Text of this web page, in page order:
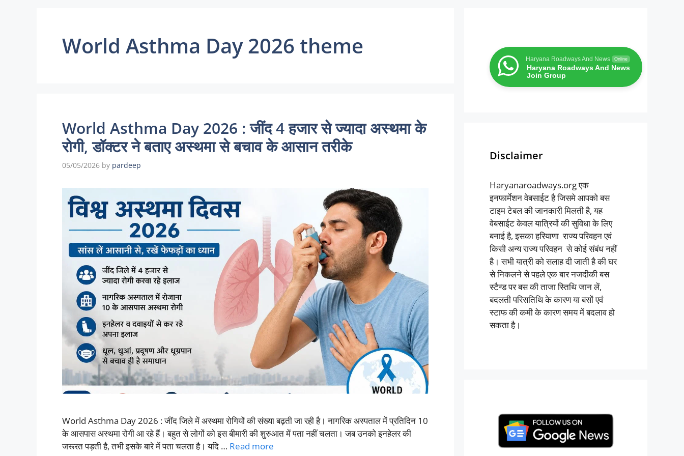
World Asthma Day 2026 theme
World Asthma Day 2026 : जींद 4 हजार से ज्यादा अस्थमा के
रोगी, डॉक्टर ने बताए अस्थमा से बचाव के आसान तरीके
05/05/2026 by pardeep
World Asthma Day 2026 : जींद जिले में अस्थमा रोगियों की संख्या बढ़ती जा रही है। नागरिक अस्पताल में प्रतिदिन 10
के आसपास अस्थमा रोगी आ रहे हैं। बहुत से लोगों को इस बीमारी की शुरुआत में पता नहीं चलता। जब उनको इनहेलर की
जरूरत पड़ती है, तभी इसके बारे में पता चलता है। यदि … Read more
Haryana Roadways And News Online
Haryana Roadways And News
Join Group
Disclaimer
Haryanaroadways.org एक
इनफार्मेशन वेबसाईट है जिसमे आपको बस
टाइम टेबल की जानकारी मिलती है, यह
वेबसाईट केवल यात्रियों की सुविधा के लिए
बनाई है, इसका हरियाणा राज्य परिवहन एवं
किसी अन्य राज्य परिवहन से कोई संबंध नहीं
है। सभी यात्री को सलाह दी जाती है की घर
से निकलने से पहले एक बार नजदीकी बस
स्टैन्ड पर बस की ताजा स्तिथि जान लें,
बदलती परिसतिथि के कारण या बसों एवं
स्टाफ की कमी के कारण समय में बदलाव हो
सकता है।